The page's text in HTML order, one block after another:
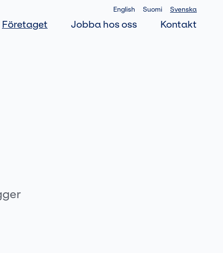
English Suomi Svenska
Företaget Jobba hos oss Kontakt